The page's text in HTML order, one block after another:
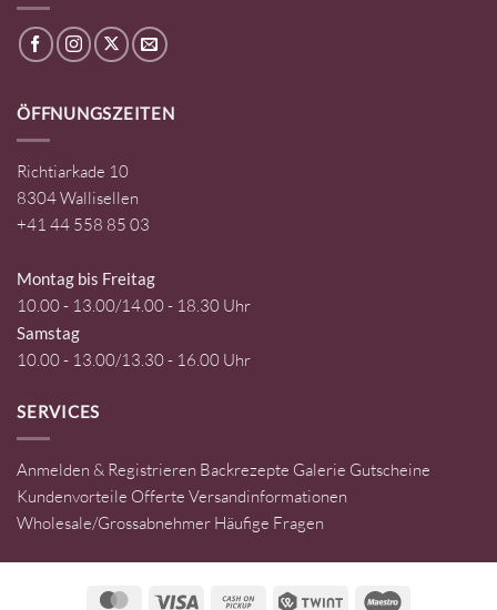
ÖFFNUNGSZEITEN
Richtiarkade 10
8304 Wallisellen
+41 44 558 85 03
Montag bis Freitag
10.00 - 13.00/14.00 - 18.30 Uhr
Samstag
10.00 - 13.00/13.30 - 16.00 Uhr
SERVICES
Anmelden & Registrieren Backrezepte Galerie Gutscheine
Kundenvorteile Offerte Versandinformationen
Wholesale/Grossabnehmer Häufige Fragen
MasterCardVisa Cash Twint